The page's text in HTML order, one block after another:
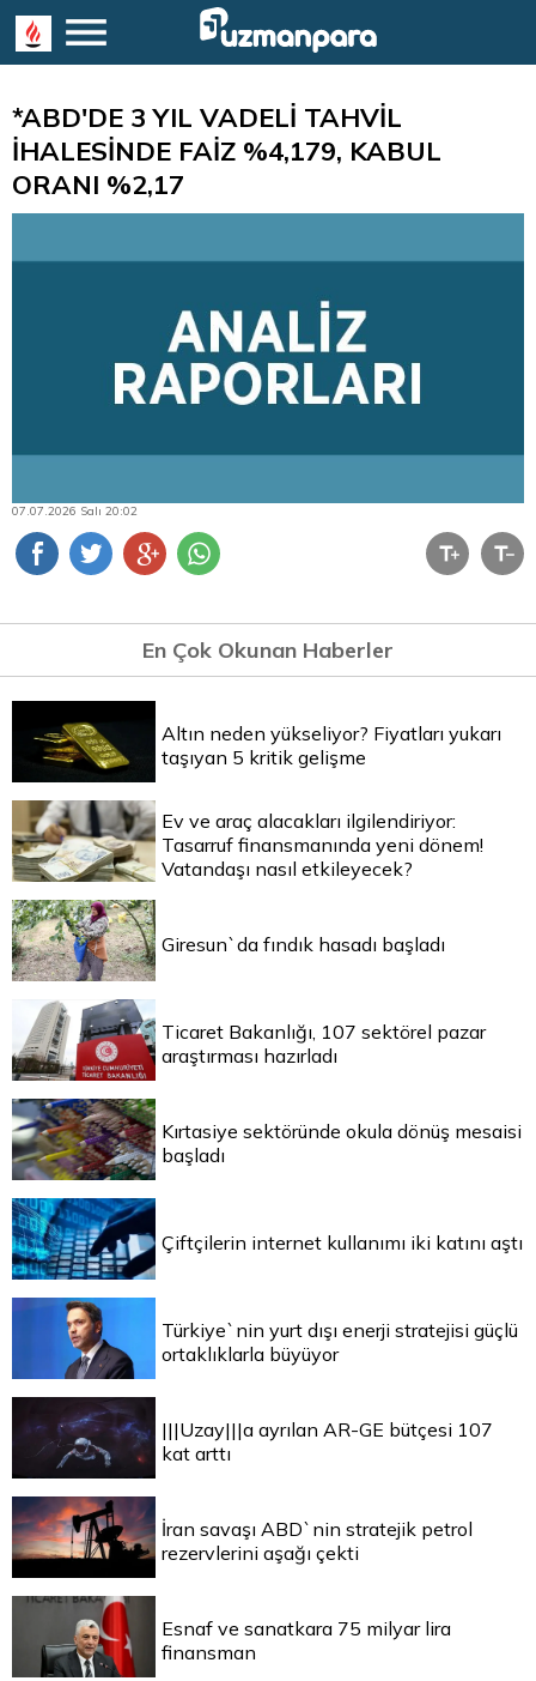
*ABD'DE 3 YIL VADELİ TAHVİL
İHALESİNDE FAİZ %4,179, KABUL
ORANI %2,17
07.07.2026 Salı 20:02
En Çok Okunan Haberler
Altın neden yükseliyor? Fiyatları yukarı
taşıyan 5 kritik gelişme
Ev ve araç alacakları ilgilendiriyor:
Tasarruf finansmanında yeni dönem!
Vatandaşı nasıl etkileyecek?
Giresun`da fındık hasadı başladı
Ticaret Bakanlığı, 107 sektörel pazar
araştırması hazırladı
Kırtasiye sektöründe okula dönüş mesaisi
başladı
Çiftçilerin internet kullanımı iki katını aştı
Türkiye`nin yurt dışı enerji stratejisi güçlü
ortaklıklarla büyüyor
|||Uzay|||a ayrılan AR-GE bütçesi 107
kat arttı
İran savaşı ABD`nin stratejik petrol
rezervlerini aşağı çekti
Esnaf ve sanatkara 75 milyar lira
finansman